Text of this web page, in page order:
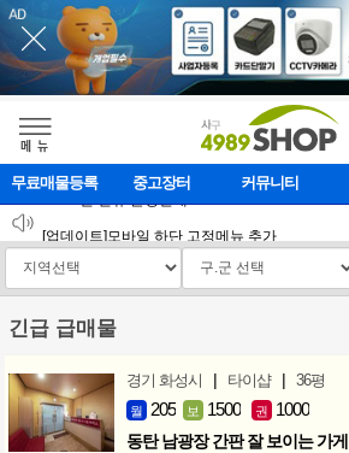
메    뉴
무료매물등록 중고장터 커뮤니티
2026 설 연휴 운영안내
[업데이트] 개선사항 안내
긴급 급매물
경기 화성시 | 타이샵 | 36평
월 205 보 1500 권 1000
동탄 남광장 간판 잘 보이는 가게